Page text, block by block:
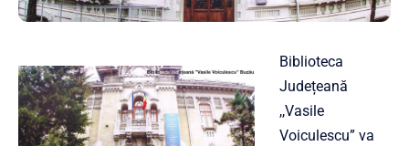
Biblioteca
Județeană
,,Vasile
Voiculescu” va